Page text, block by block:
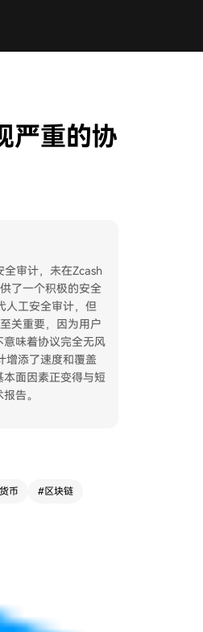
严重的协
审计，未在Zcash
了一个积极的安全
人工安全审计，但
关重要，因为用户
味着协议完全无风
增添了速度和覆盖
面因素正变得与短
告。
币 #区块链